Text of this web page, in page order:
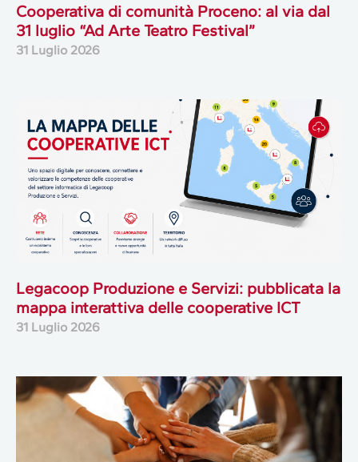
Cooperativa di comunità Proceno: al via dal
31 luglio “Ad Arte Teatro Festival”
31 Luglio 2026
Legacoop Produzione e Servizi: pubblicata la
mappa interattiva delle cooperative ICT
31 Luglio 2026